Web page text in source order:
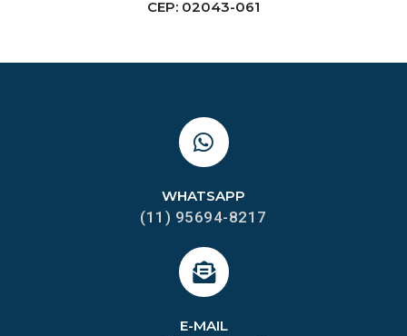
CEP: 02043-061
E-MAIL
WHATSAPP
(11) 95694-8217